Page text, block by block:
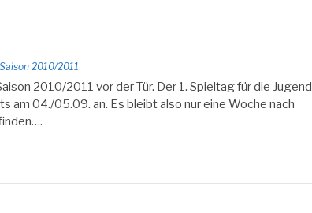
Saison 2010/2011
2010/2011 vor der Tür. Der 1. Spieltag für die Jugend
am 04./05.09. an. Es bleibt also nur eine Woche nach